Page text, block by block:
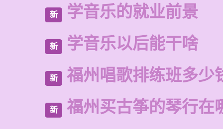
新 学音乐的就业前景
新 学音乐以后能干啥
新 福州唱歌排练班多少
新 福州买古筝的琴行在